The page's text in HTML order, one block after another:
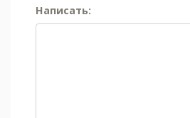
Написать: